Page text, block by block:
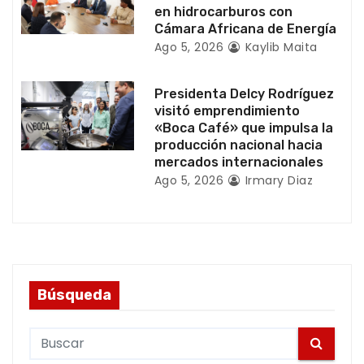
a
a
s
en hidrocarburos con
Cámara Africana de Energía
Ago 5, 2026 Kaylib Maita
Presidenta Delcy Rodríguez
visitó emprendimiento
«Boca Café» que impulsa la
producción nacional hacia
mercados internacionales
Ago 5, 2026 Irmary Diaz
Búsqueda